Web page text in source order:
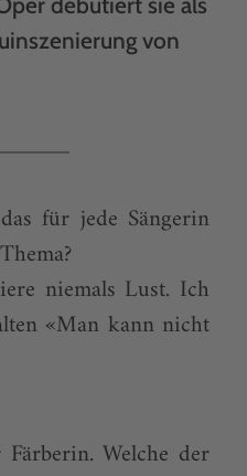
von
für jede Sängerin
niemals Lust. Ich
«Man kann nicht
Welche der